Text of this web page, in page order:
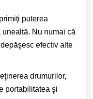
puterea
Nu numai că
efectiv alte
drumurilor,
portabilitatea şi